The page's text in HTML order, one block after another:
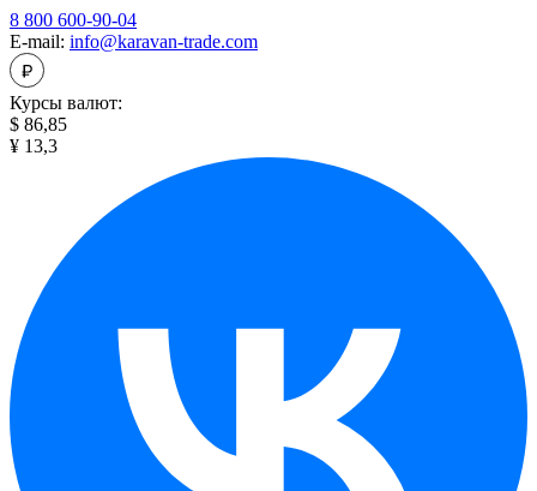
8 800 600-90-04
E-mail: info@karavan-trade.com
Курсы валют:
$ 86,85
¥ 13,3